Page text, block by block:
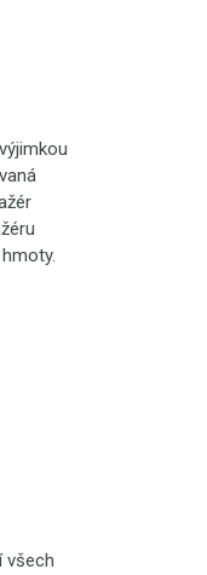
všech